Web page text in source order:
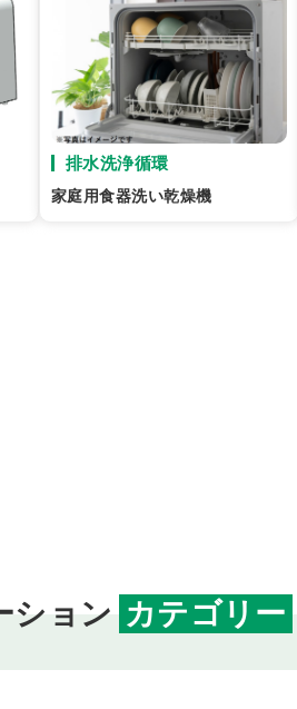
排水洗浄循環
家庭用食器洗い乾燥機
ション カテゴリー